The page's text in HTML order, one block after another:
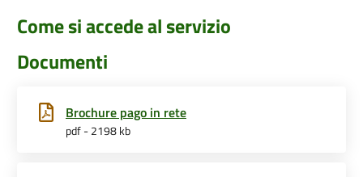
Come si accede al servizio
Documenti
Brochure pago in rete
pdf - 2198 kb